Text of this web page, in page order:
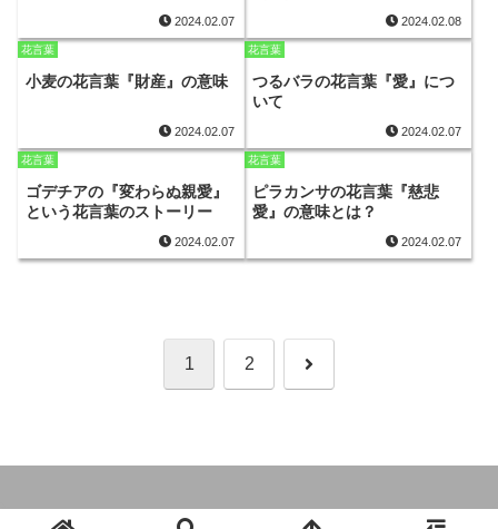
2024.02.07 2024.02.08
花言葉
小麦の花言葉『財産』の意味
2024.02.07
花言葉
つるバラの花言葉『愛』につ
いて
2024.02.07
花言葉
ゴデチアの『変わらぬ親愛』
という花言葉のストーリー
2024.02.07
花言葉
ピラカンサの花言葉『慈悲
愛』の意味とは？
2024.02.07
1 2 次